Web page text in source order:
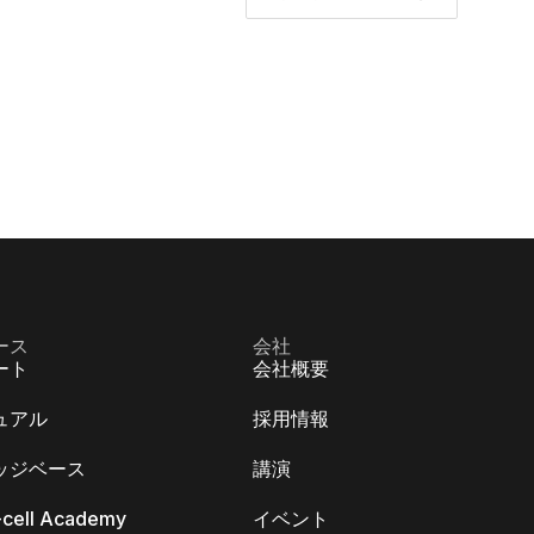
ス
ト
アル
ジベース
Academy
会社
会社概要
採用情報
講演
イベント